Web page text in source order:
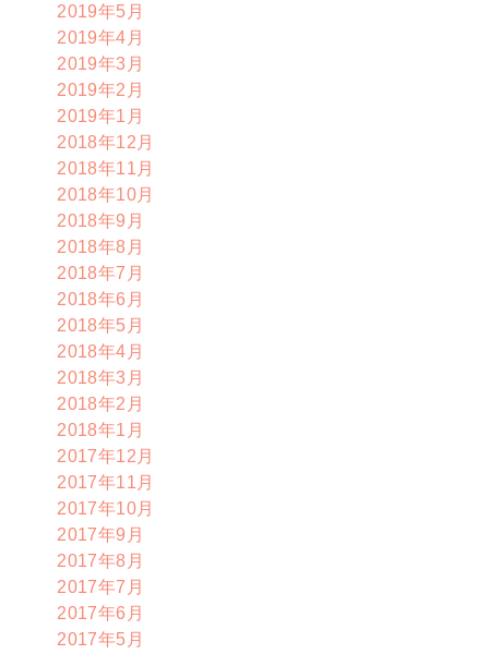
2019年5月
2019年4月
2019年3月
2019年2月
2019年1月
2018年12月
2018年11月
2018年10月
2018年9月
2018年8月
2018年7月
2018年6月
2018年5月
2018年4月
2018年3月
2018年2月
2018年1月
2017年12月
2017年11月
2017年10月
2017年9月
2017年8月
2017年7月
2017年6月
2017年5月